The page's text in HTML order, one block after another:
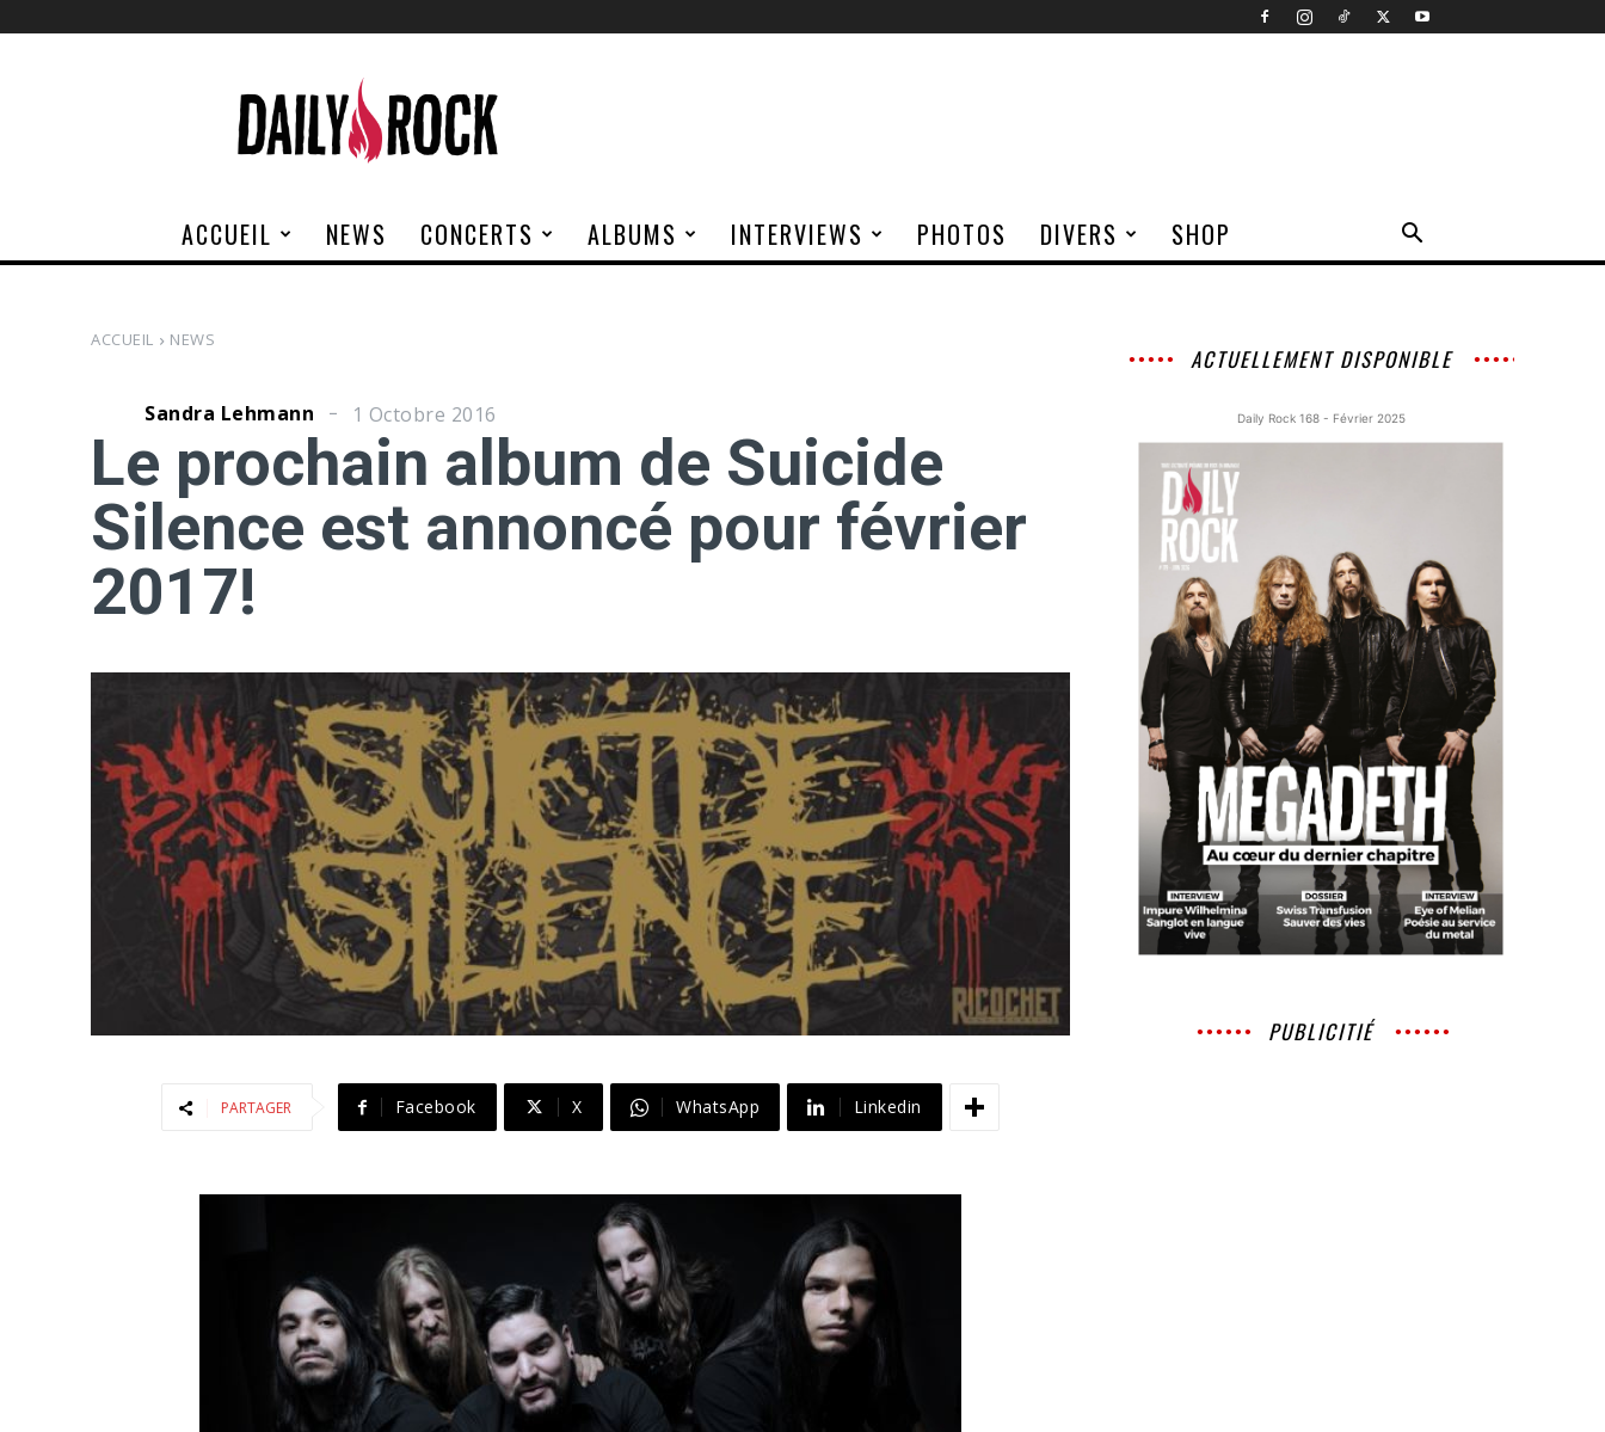
Rock
ACCUEIL NEWS CONCERTS ALBUMS INTERVIEWS PHOTOS DIVERS SHOP
ACCUEIL NEWS
Sandra Lehmann 1 Octobre 2016
Le prochain album de Suicide
Silence est annoncé pour février
2017!
PARTAGER Facebook X WhatsApp Linkedin
ACTUELLEMENT DISPONIBLE
Daily Rock 168 - Février 2025
PUBLICITIÉ